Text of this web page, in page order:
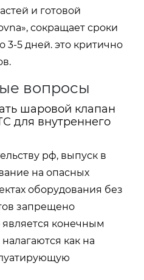
и готовой
сокращает сроки
3-5 дней. это критично
вопросы
шаровой клапан
для внутреннего
рф, выпуск в
на опасных
оборудования без
запрещено
является конечным
как на